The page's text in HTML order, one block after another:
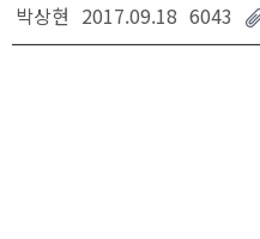
박상현 2017.09.18 6043